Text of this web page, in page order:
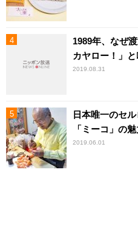
1989年、なぜ
カヤロー！」
2019.08.31
日本唯一のセ
「ミーコ」の
2019.06.01